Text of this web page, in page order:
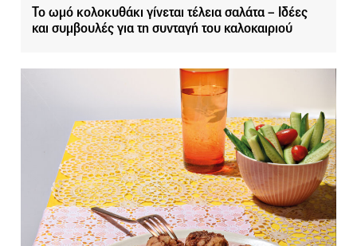
Το ωμό κολοκυθάκι γίνεται τέλεια σαλάτα – Ιδέες
και συμβουλές για τη συνταγή του καλοκαιριού